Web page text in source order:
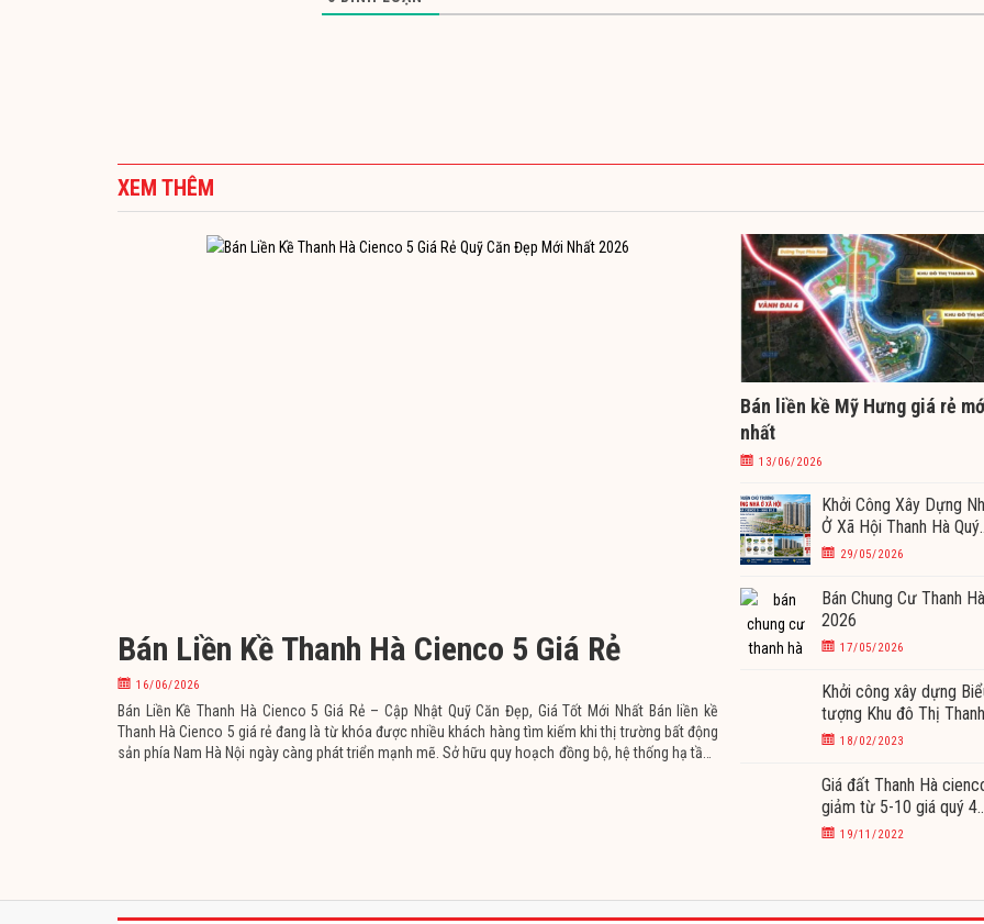
XEM THÊM
Bán Liền Kề Thanh Hà Cienco 5 Giá Rẻ
16/06/2026
Bán Liền Kề Thanh Hà Cienco 5 Giá Rẻ – Cập Nhật Quỹ Căn Đẹp, Giá Tốt Mới Nhất Bán liền kề
Thanh Hà Cienco 5 giá rẻ đang là từ khóa được nhiều khách hàng tìm kiếm khi thị trường bất động
sản phía Nam Hà Nội ngày càng phát triển mạnh mẽ. Sở hữu quy hoạch đồng bộ, hệ thống hạ tầng
Bán liền kề Mỹ Hưng giá rẻ
nhất
13/06/2026
Khởi Công Xây Dựng
Ở Xã Hội Thanh Hà Quý
II/2026
29/05/2026
Bán Chung Cư Thanh
2026
17/05/2026
Khởi công xây dựng
tượng Khu đô Thị
hà Cienco5 tháng 3/
18/02/2023
Giá đất Thanh Hà
giảm từ 5-10 giá quý 4
202219/11/2022